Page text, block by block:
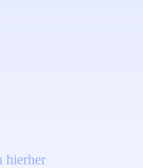
hierher